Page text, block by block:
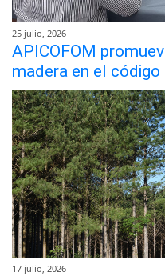
25 julio, 2026
APICOFOM
madera en el
17 julio, 2026